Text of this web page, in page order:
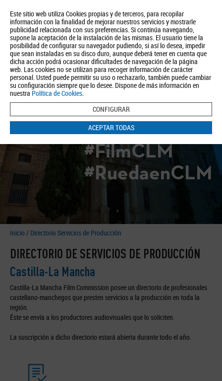
Este sitio web utiliza Cookies propias y de terceros, para recopilar
información con la finalidad de mejorar nuestros servicios y mostrarle
publicidad relacionada con sus preferencias. Si continúa navegando,
supone la aceptación de la instalación de las mismas. El usuario tiene la
posibilidad de configurar su navegador pudiendo, si así lo desea, impedir
que sean instaladas en su disco duro, aunque deberá tener en cuenta que
dicha acción podrá ocasionar dificultades de navegación de la página
web. Las cookies no se utilizan para recoger información de carácter
personal. Usted puede permitir su uso o rechazarlo, también puede cambiar
su configuración siempre que lo desee. Dispone de más información en
nuestra Política de Cookies.
CONFIGURAR
ACEPTAR TODAS
Quiénes somos Turismo Política de Privacidad Aviso Legal
Política de Cookies
BUSCAR
#FilmCLM
#RuedaenCLM
Inicio / Directorio Servicios de Producción
DIRECTORIO DE SERVICIOS DE PRODUCCIÓN
Castilla-La Mancha
Castilla-La Mancha Film Commission posee un directorio de profesionales
castellano-manchegos que presten servicios a la producción en toda la
región.
Éste se envía a los productores audiovisuales que lo soliciten.
La suscripción a dicho directorio estará abierta durante todo el año.